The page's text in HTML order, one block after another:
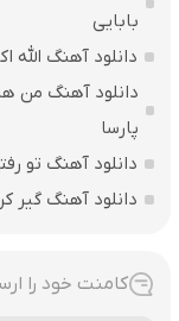
بابایی
دانلود آهنگ الله اکبر فقط 207
دانلود آهنگ من
پارسا
دانلود آهنگ تو
دانلود آهنگ گیر
کامنت خود را